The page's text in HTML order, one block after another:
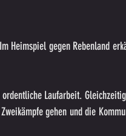
Heimspiel gegen Rebenland
Laufarbeit.
gehen und die